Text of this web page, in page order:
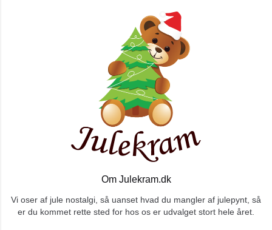
Om Julekram.dk
Vi oser af jule nostalgi, så uanset hvad du mangler af julepynt, så
er du kommet rette sted for hos os er udvalget stort hele året.